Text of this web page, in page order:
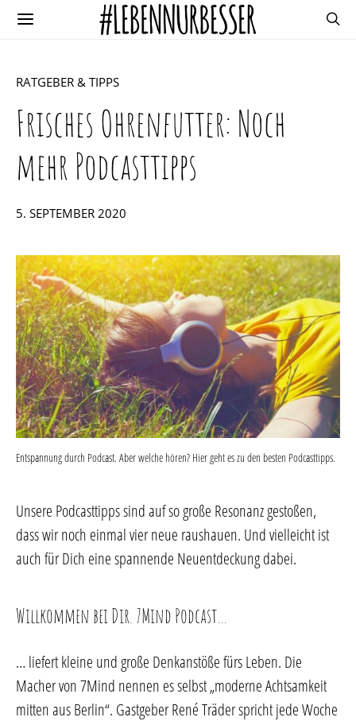
RATGEBER & TIPPS
Frisches Ohrenfutter: Noch
mehr Podcasttipps
POSTED
5. SEPTEMBER 2020
Entspannung durch Podcast. Aber welche hören? Hier geht es zu den besten Podcasttipps.
Unsere Podcasttipps sind auf so große Resonanz gestoßen,
dass wir noch einmal vier neue raushauen. Und vielleicht ist
auch für Dich eine spannende Neuentdeckung dabei.
Willkommen bei Dir. 7Mind Podcast…
… liefert kleine und große Denkanstöße fürs Leben. Die
Macher von 7Mind nennen es selbst „moderne Achtsamkeit
mitten aus Berlin“. Gastgeber René Träder spricht jede Woche